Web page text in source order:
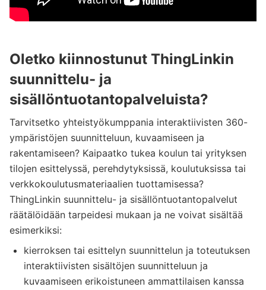
Oletko kiinnostunut ThingLinkin
suunnittelu- ja
sisällöntuotantopalveluista?
Tarvitsetko yhteistyökumppania interaktiivisten 360-
ympäristöjen suunnitteluun, kuvaamiseen ja
rakentamiseen? Kaipaatko tukea koulun tai yrityksen
tilojen esittelyssä, perehdytyksissä, koulutuksissa tai
verkkokoulutusmateriaalien tuottamisessa?
ThingLinkin suunnittelu- ja sisällöntuotantopalvelut
räätälöidään tarpeidesi mukaan ja ne voivat sisältää
esimerkiksi:
kierroksen tai esittelyn suunnittelun ja toteutuksen
interaktiivisten sisältöjen suunnitteluun ja
kuvaamiseen erikoistuneen ammattilaisen kanssa